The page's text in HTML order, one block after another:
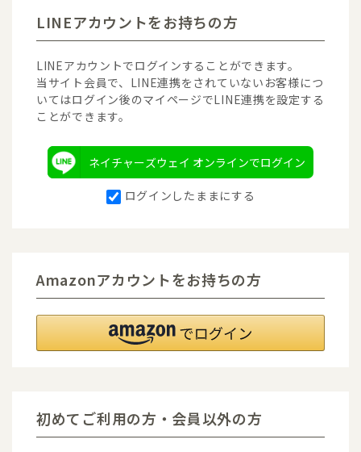
LINEアカウントをお持ちの方
LINEアカウントでログインすることができます。
当サイト会員で、LINE連携をされていないお客様につ
いてはログイン後のマイページでLINE連携を設定する
ことができます。
ネイチャーズウェイ オンラインでログイン
ログインしたままにする
Amazonアカウントをお持ちの方
初めてご利用の方・会員以外の方